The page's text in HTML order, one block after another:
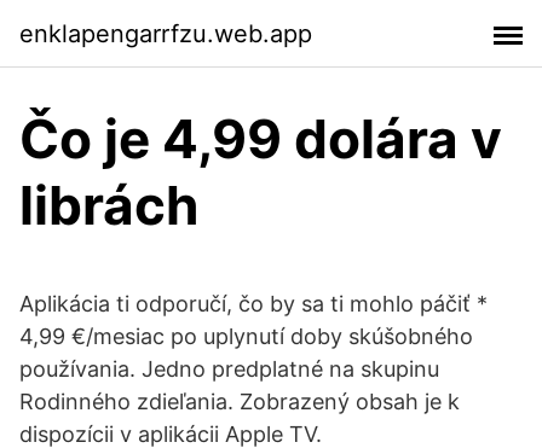
enklapengarrfzu.web.app
Čo je 4,99 dolára v
librách
Aplikácia ti odporučí, čo by sa ti mohlo páčiť *
4,99 €/mesiac po uplynutí doby skúšobného
používania. Jedno predplatné na skupinu
Rodinného zdieľania. Zobrazený obsah je k
dispozícii v aplikácii Apple TV.